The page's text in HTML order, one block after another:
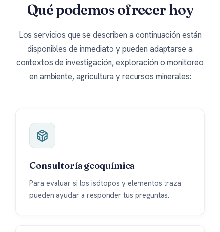
Qué podemos ofrecer hoy
Los servicios que se describen a continuación están
disponibles de inmediato y pueden adaptarse a
contextos de investigación, exploración o monitoreo
en ambiente, agricultura y recursos minerales:
Consultoría geoquímica
Para evaluar si los isótopos y elementos traza
pueden ayudar a responder tus preguntas.